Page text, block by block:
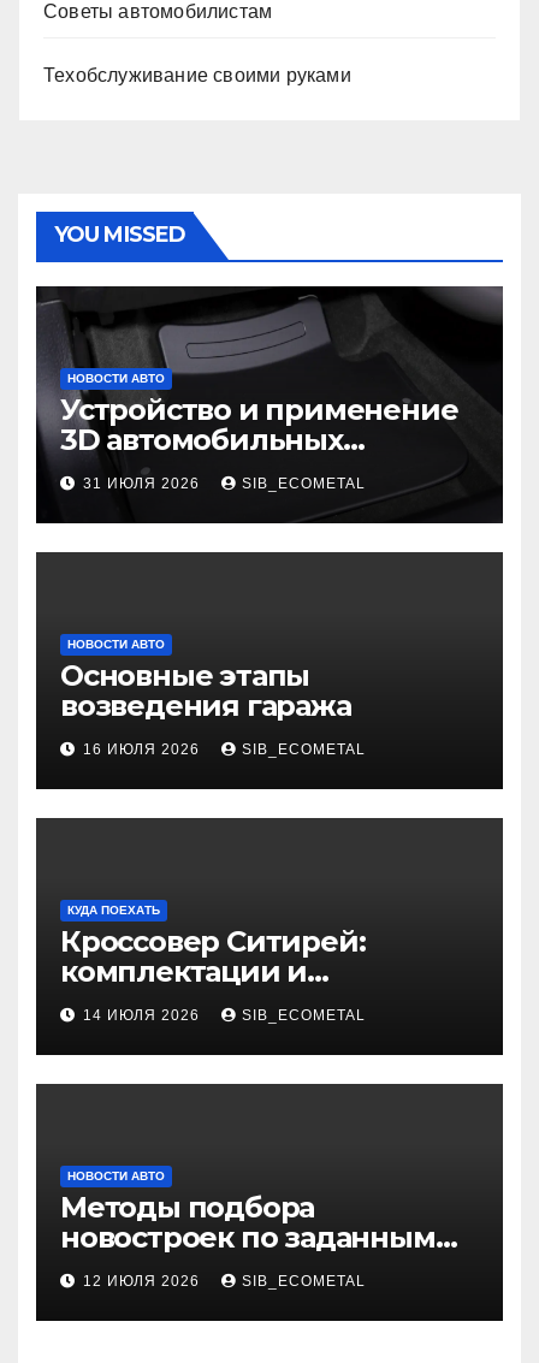
Советы автомобилистам
Техобслуживание своими руками
YOU MISSED
НОВОСТИ АВТО
Устройство и применение
3D автомобильных
ковриков
31 ИЮЛЯ 2026 SIB_ECOMETAL
НОВОСТИ АВТО
Основные этапы
возведения гаража
16 ИЮЛЯ 2026 SIB_ECOMETAL
КУДА ПОЕХАТЬ
Кроссовер Ситирей:
комплектации и
характеристики
14 ИЮЛЯ 2026 SIB_ECOMETAL
НОВОСТИ АВТО
Методы подбора
новостроек по заданным
критериям
12 ИЮЛЯ 2026 SIB_ECOMETAL